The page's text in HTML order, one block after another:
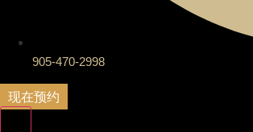
905-470-2998
现在预约